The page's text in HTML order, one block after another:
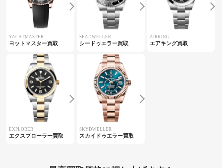
YACHTMASTER
ヨットマスター買取
SEADWELLER
シードゥエラー買取
AIRKING
エアキング買取
EXPLORER
エクスプローラー買取
SKYDWELLER
スカイドゥエラー買取